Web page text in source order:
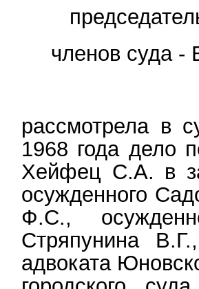
членов суда
рассмотрела в
1968 года дело
Хейфец С.А. в
осужденного
Ф.С.,
Стряпунина
адвоката